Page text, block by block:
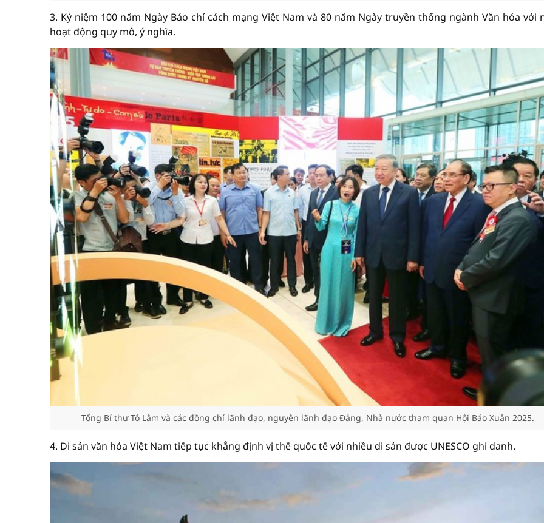
3. Kỷ niệm 100 năm Ngày Báo chí cách mạng Việt Nam và 80 năm Ngày truyền thống ngành Văn hóa với
hoạt động quy mô, ý nghĩa.
Tổng Bí thư Tô Lâm và các đồng chí lãnh đạo, nguyên lãnh đạo Đảng, Nhà nước tham quan Hội Báo Xuân 2025.
4. Di sản văn hóa Việt Nam tiếp tục khẳng định vị thế quốc tế với nhiều di sản được UNESCO ghi danh.